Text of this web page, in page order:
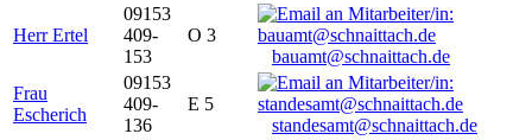
Herr Ertel
09153
409-
153
O 3
bauamt@schnaittach.de
Frau
Escherich
09153
409-
136
E 5
standesamt@schnaittach.de